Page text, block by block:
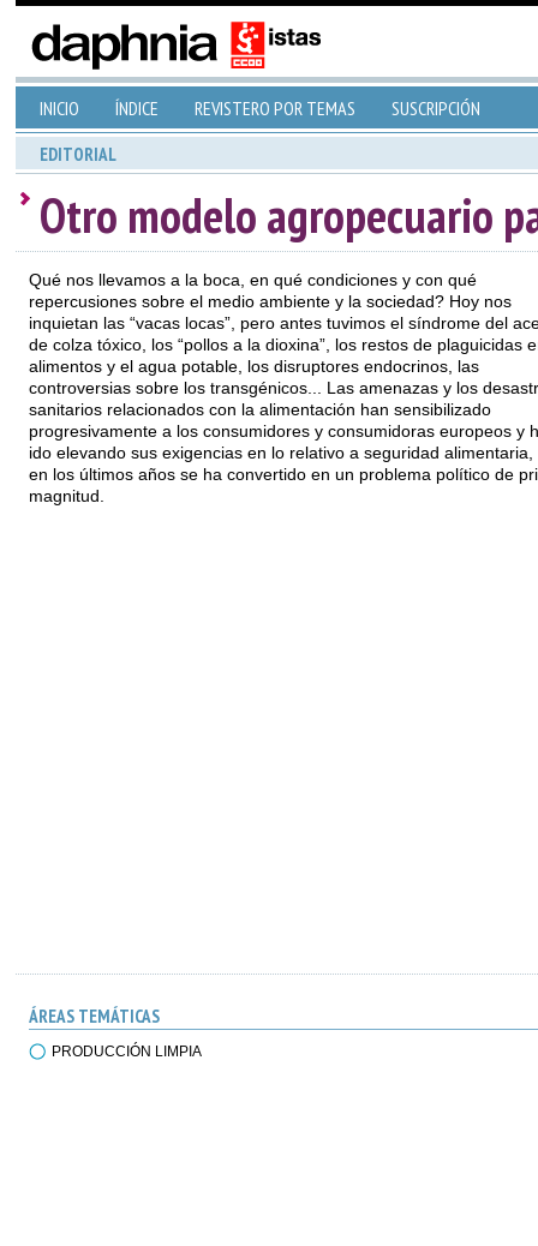
INICIO ÍNDICE REVISTERO POR TEMAS SUSCRIPCIÓN
EDITORIAL
Otro modelo agropecuario
Qué nos llevamos a la boca, en qué condiciones y con qué
repercusiones sobre el medio ambiente y la sociedad? Hoy nos
inquietan las “vacas locas”, pero antes tuvimos el síndrome del
de colza tóxico, los “pollos a la dioxina”, los restos de plaguicidas
alimentos y el agua potable, los disruptores endocrinos, las
controversias sobre los transgénicos... Las amenazas y los
sanitarios relacionados con la alimentación han sensibilizado
progresivamente a los consumidores y consumidoras europeos y
ido elevando sus exigencias en lo relativo a seguridad alimentaria,
en los últimos años se ha convertido en un problema político de
magnitud.
ÁREAS TEMÁTICAS
PRODUCCIÓN LIMPIA